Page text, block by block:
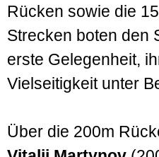
Rücken sowie die
Strecken boten den
erste Gelegenheit,
Vielseitigkeit unter
Über die 200m